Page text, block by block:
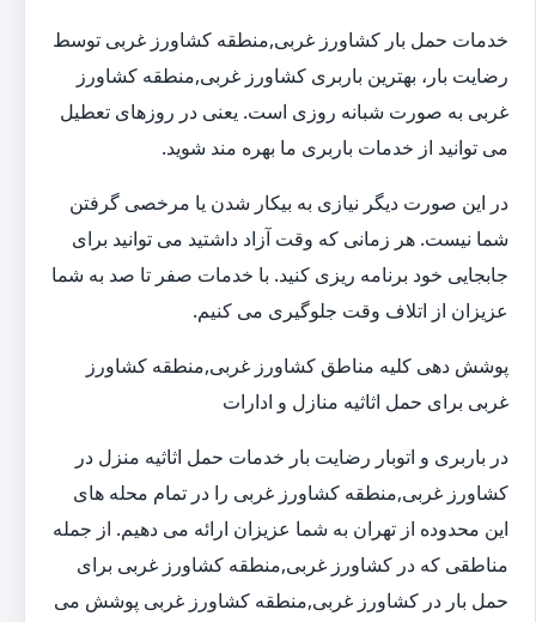
خدمات حمل بار کشاورز غربی,منطقه کشاورز غربی توسط
رضایت بار، بهترین باربری کشاورز غربی,منطقه کشاورز
غربی به صورت شبانه روزی است. یعنی در روزهای تعطیل
می توانید از خدمات باربری ما بهره مند شوید.
در این صورت دیگر نیازی به بیکار شدن یا مرخصی گرفتن
شما نیست. هر زمانی که وقت آزاد داشتید می توانید برای
جابجایی خود برنامه ریزی کنید. با خدمات صفر تا صد به شما
عزیزان از اتلاف وقت جلوگیری می کنیم.
پوشش دهی کلیه مناطق کشاورز غربی,منطقه کشاورز
غربی برای حمل اثاثیه منازل و ادارات
در باربری و اتوبار رضایت بار خدمات حمل اثاثیه منزل در
کشاورز غربی,منطقه کشاورز غربی را در تمام محله های
این محدوده از تهران به شما عزیزان ارائه می دهیم. از جمله
مناطقی که در کشاورز غربی,منطقه کشاورز غربی برای
حمل بار در کشاورز غربی,منطقه کشاورز غربی پوشش می